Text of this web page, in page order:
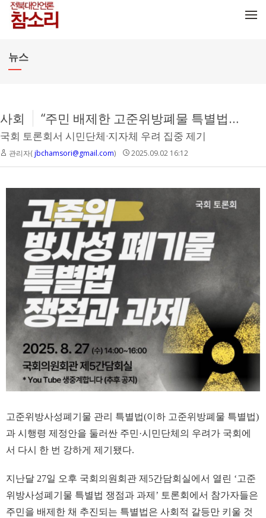
뉴스
사회 “주민 배제한 고준위방폐물 특별법, 사회적 갈등 불러올 것”
국회 토론회서 시민단체·지자체 우려 집중 제기
관리자(jbchamsori@gmail.com) 2025.09.02 16:12
고준위방사성폐기물 관리 특별법(이하 고준위방폐물 특별법)
과 시행령 제정안을 둘러싼 주민·시민단체의 우려가 국회에
서 다시 한 번 강하게 제기됐다.
지난달 27일 오후 국회의원회관 제5간담회실에서 열린 ‘고준
위방사성폐기물 특별법 쟁점과 과제’ 토론회에서 참가자들은
주민을 배제한 채 추진되는 특별법은 사회적 갈등만 키울 것